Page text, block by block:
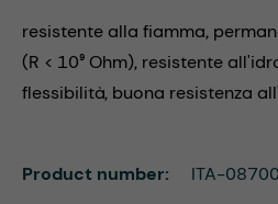
resistente alla fiamma,
(R < 10⁹ Ohm), resistente
flessibilità, buona resistenza
Product number: ITA-